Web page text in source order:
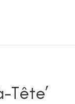
Tête’